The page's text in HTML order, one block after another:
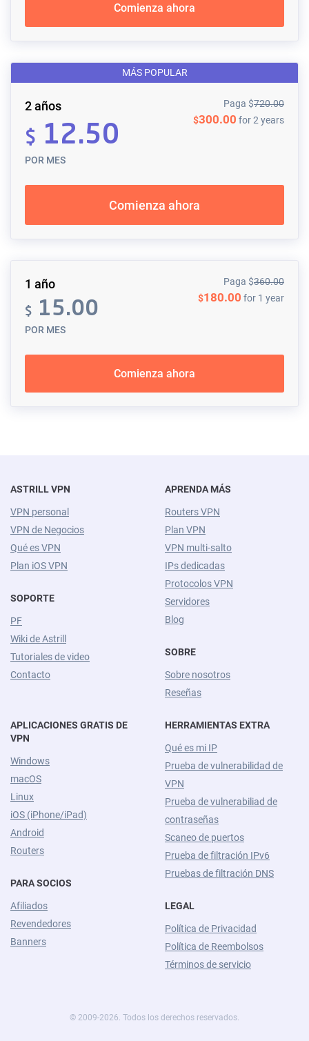
Comienza ahora
MÁS POPULAR
2 años
$ 12.50
POR MES
Paga $720.00
$300.00 for 2 years
Comienza ahora
1 año
$ 15.00
POR MES
Paga $360.00
$180.00 for 1 year
Comienza ahora
ASTRILL VPN
VPN personal
VPN de Negocios
Qué es VPN
Plan iOS VPN
SOPORTE
PF
Wiki de Astrill
Tutoriales de video
Contacto
APRENDA MÁS
Routers VPN
Plan VPN
VPN multi-salto
IPs dedicadas
Protocolos VPN
Servidores
Blog
SOBRE
Sobre nosotros
Reseñas
APLICACIONES GRATIS DE
VPN
Windows
macOS
Linux
iOS (iPhone/iPad)
Android
Routers
PARA SOCIOS
Afiliados
Revendedores
Banners
HERRAMIENTAS EXTRA
Qué es mi IP
Prueba de vulnerabilidad de
VPN
Prueba de vulnerabiliad de
contraseñas
Scaneo de puertos
Prueba de filtración IPv6
Pruebas de filtración DNS
LEGAL
Política de Privacidad
Política de Reembolsos
Términos de servicio
© 2009-2026. Todos los derechos reservados.